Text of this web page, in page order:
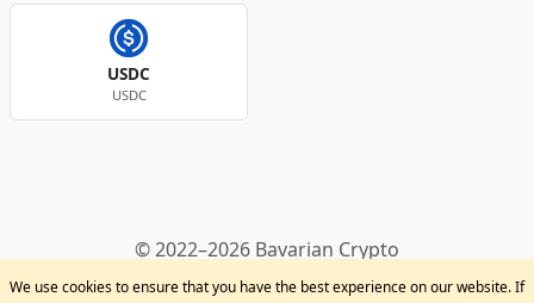
USDC
USDC
© 2022–2026 Bavarian Crypto
Kryptowährungen
Privacy Policy
Disclaimer
We use cookies to ensure that you have the best experience on our website. If